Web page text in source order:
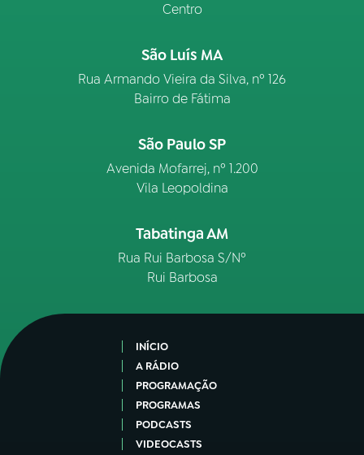
Centro
São Luís MA
Rua Armando Vieira da Silva, nº 126
Bairro de Fátima
São Paulo SP
Avenida Mofarrej, nº 1.200
Vila Leopoldina
Tabatinga AM
Rua Rui Barbosa S/Nº
Rui Barbosa
INÍCIO
A RÁDIO
PROGRAMAÇÃO
PROGRAMAS
PODCASTS
VIDEOCASTS